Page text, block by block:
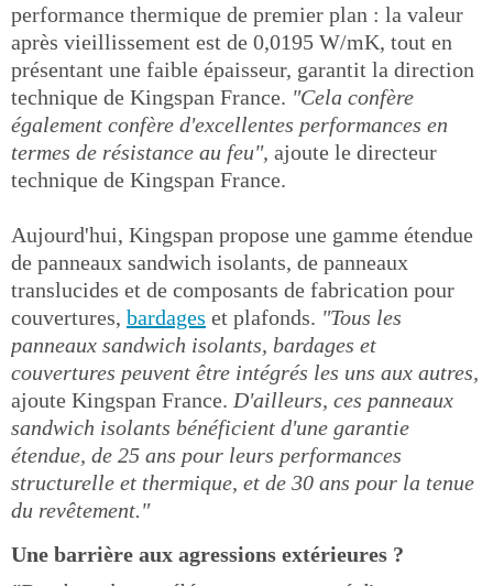
performance thermique de premier plan : la valeur
après vieillissement est de 0,0195 W/mK, tout en
présentant une faible épaisseur, garantit la direction
technique de Kingspan France. "Cela confère
également confère d'excellentes performances en
termes de résistance au feu", ajoute le directeur
technique de Kingspan France.
Aujourd'hui, Kingspan propose une gamme étendue
de panneaux sandwich isolants, de panneaux
translucides et de composants de fabrication pour
couvertures, bardages et plafonds. "Tous les
panneaux sandwich isolants, bardages et
couvertures peuvent être intégrés les uns aux autres,
ajoute Kingspan France. D'ailleurs, ces panneaux
sandwich isolants bénéficient d'une garantie
étendue, de 25 ans pour leurs performances
structurelle et thermique, et de 30 ans pour la tenue
du revêtement."
Une barrière aux agressions extérieures ?